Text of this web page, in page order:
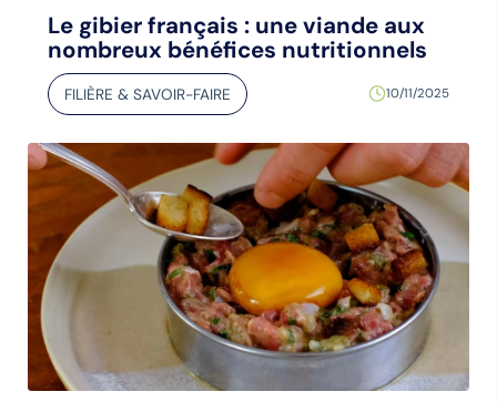
Le gibier français : une viande aux
nombreux bénéfices nutritionnels
FILIÈRE & SAVOIR-FAIRE 10/11/2025